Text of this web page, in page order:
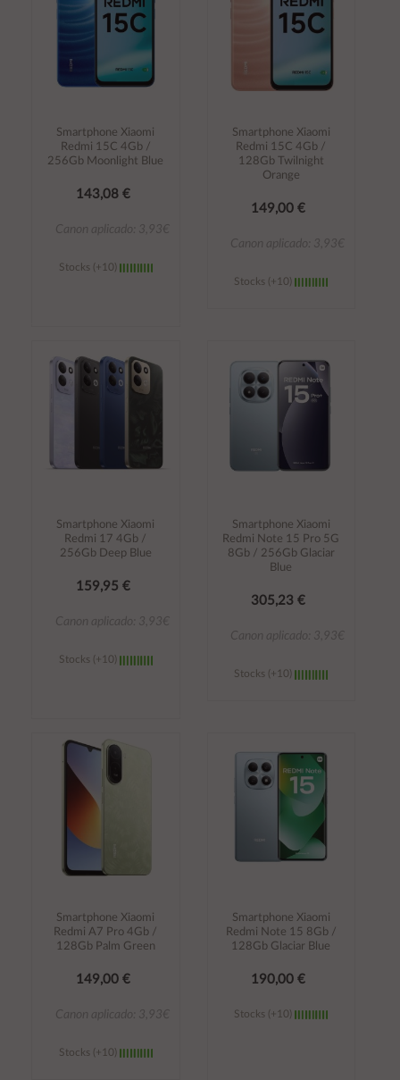
Smartphone Xiaomi
Redmi 15C 4Gb /
256Gb Moonlight Blue
143,08 €
Canon aplicado: 3,93€
Stocks (+10)
carrito
Smartphone Xiaomi
Redmi 15C 4Gb /
128Gb Twilnight
Orange
149,00 €
Canon aplicado: 3,93€
Stocks (+10)
carrito
Smartphone Xiaomi
Redmi 17 4Gb /
256Gb Deep Blue
159,95 €
Canon aplicado: 3,93€
Stocks (+10)
Smartphone Xiaomi
Redmi Note 15 Pro 5G
8Gb / 256Gb Glaciar
Blue
305,23 €
Canon aplicado: 3,93€
Stocks (+10)
carrito
Smartphone Xiaomi
Redmi A7 Pro 4Gb /
128Gb Palm Green
149,00 €
Canon aplicado: 3,93€
Stocks (+10)
Smartphone Xiaomi
Redmi Note 15 8Gb /
128Gb Glaciar Blue
190,00 €
Stocks (+10)